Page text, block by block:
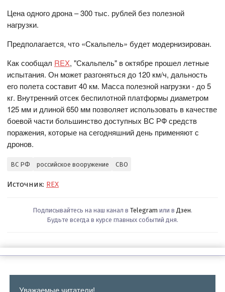
Цена одного дрона – 300 тыс. рублей без полезной
нагрузки.
Предполагается, что «Скальпель» будет модернизирован.
Как сообщал REX, "Скальпель" в октябре прошел летные
испытания. Он может разгоняться до 120 км/ч, дальность
его полета составит 40 км. Масса полезной нагрузки - до 5
кг. Внутренний отсек беспилотной платформы диаметром
125 мм и длиной 650 мм позволяет использовать в качестве
боевой части большинство доступных ВС РФ средств
поражения, которые на сегодняшний день применяют с
дронов.
ВС РФ российское вооружение СВО
Источник: REX
Подписывайтесь на наш канал в Telegram или в Дзен.
Будьте всегда в курсе главных событий дня.
Уважаемые читатели!